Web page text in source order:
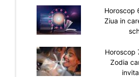
Horoscop
Ziua in
Horoscop
Zodia